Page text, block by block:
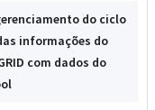
do ciclo
informações do
com dados do